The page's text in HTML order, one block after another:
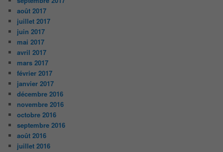
août 2017
juillet 2017
juin 2017
mai 2017
avril 2017
mars 2017
février 2017
janvier 2017
décembre 2016
novembre 2016
octobre 2016
septembre 2016
août 2016
juillet 2016